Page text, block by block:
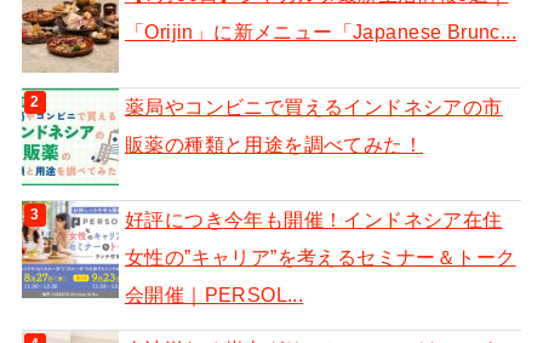
「Orijin」に新メニュー「Japanese Brunc...
薬局やコンビニで買えるインドネシアの市
販薬の種類と用途を調べてみた！
好評につき今年も開催！インドネシア在住
女性の”キャリア”を考えるセミナー＆トーク
会開催｜PERSOL...